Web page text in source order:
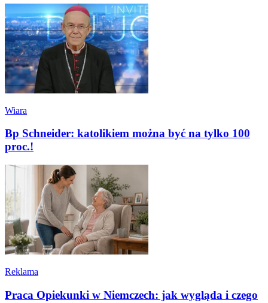
Wiara
Bp Schneider: katolikiem można być na tylko 100
proc.!
Reklama
Praca Opiekunki w Niemczech: jak wygląda i czego